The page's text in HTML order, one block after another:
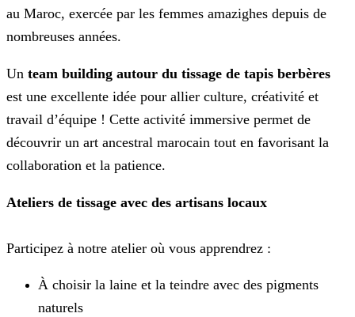
au Maroc, exercée par les femmes amazighes depuis de
nombreuses années.
Un team building autour du tissage de tapis berbères
est une excellente idée pour allier culture, créativité et
travail d’équipe ! Cette activité immersive permet de
découvrir un art ancestral marocain tout en favorisant la
collaboration et la patience.
Ateliers de tissage avec des artisans locaux
Participez à notre atelier où vous apprendrez :
À choisir la laine et la teindre avec des pigments
naturels